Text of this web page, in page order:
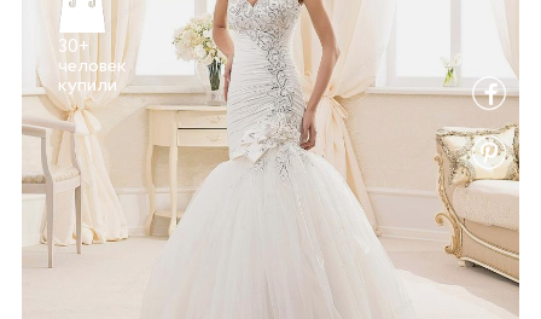
30+
человек